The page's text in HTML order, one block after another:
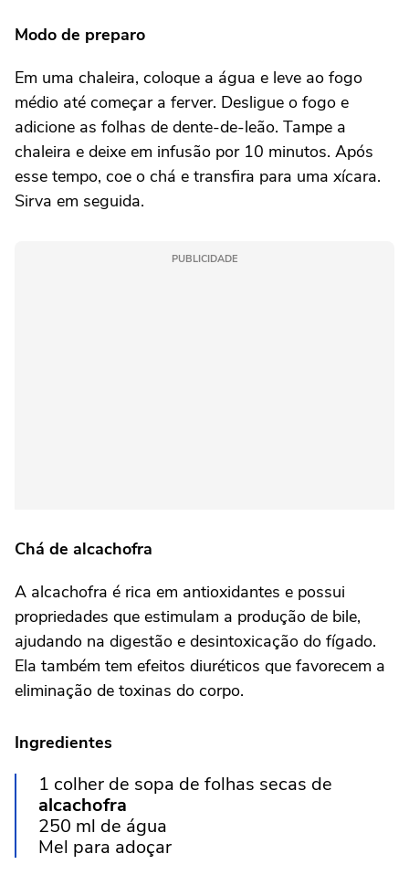
Modo de preparo
Em uma chaleira, coloque a água e leve ao fogo
médio até começar a ferver. Desligue o fogo e
adicione as folhas de dente-de-leão. Tampe a
chaleira e deixe em infusão por 10 minutos. Após
esse tempo, coe o chá e transfira para uma xícara.
Sirva em seguida.
PUBLICIDADE
Chá de alcachofra
A alcachofra é rica em antioxidantes e possui
propriedades que estimulam a produção de bile,
ajudando na digestão e desintoxicação do fígado.
Ela também tem efeitos diuréticos que favorecem a
eliminação de toxinas do corpo.
Ingredientes
1 colher de sopa de folhas secas de
alcachofra
250 ml de água
Mel para adoçar